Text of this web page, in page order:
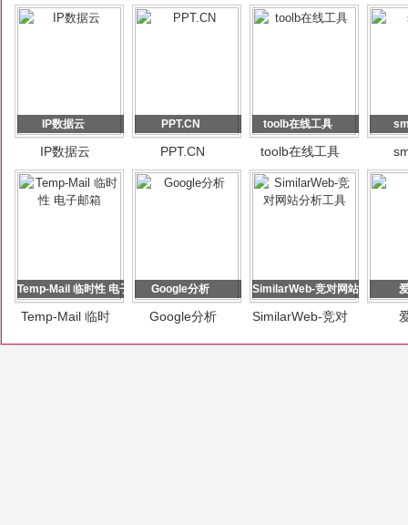
IP数据云
IP数据云
PPT.CN
PPT.CN
toolb在线工具
toolb在线工具
Temp-Mail 临时性 电子邮箱
Temp-Mail 临时
Google分析
Google分析
SimilarWeb-竞对网站分析工具
SimilarWeb-竞对